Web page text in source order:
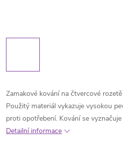
Zamakové kování na čtvercové
Použitý materiál vykazuje vysokou
proti opotřebení. Kování se
Detailní informace